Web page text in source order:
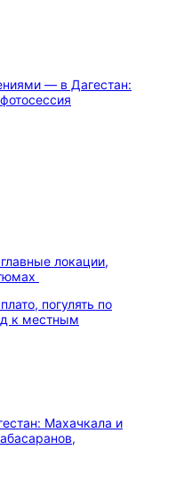
локации,
погулять по
к местным